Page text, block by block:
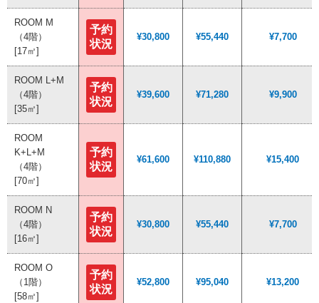
ROOM M
（4階）
[17㎡]
予約
状況
¥30,800 ¥55,440 ¥7,700
ROOM L+M
（4階）
[35㎡]
予約
状況
¥39,600 ¥71,280 ¥9,900
ROOM
K+L+M
（4階）
[70㎡]
予約
状況
¥61,600 ¥110,880 ¥15,400
ROOM N
（4階）
[16㎡]
予約
状況
¥30,800 ¥55,440 ¥7,700
ROOM O
（1階）
[58㎡]
予約
状況
¥52,800 ¥95,040 ¥13,200
ROOM M
（4階）
[17㎡]
予約
状況
¥30,800 ¥55,440 ¥7,700
ROOM L+M
（4階）
[35㎡]
予約
状況
¥39,600 ¥71,280 ¥9,900
ROOM
K+L+M
（4階）
[70㎡]
予約
状況
¥61,600 ¥110,880 ¥15,400
ROOM N
（4階）
[16㎡]
予約
状況
¥30,800 ¥55,440 ¥7,700
ROOM O
（1階）
[58㎡]
予約
状況
¥52,800 ¥95,040 ¥13,200